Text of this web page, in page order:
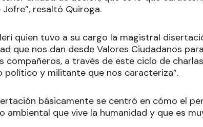
resaltó Quiroga.
quien tuvo a su cargo la magistral
que nos dan desde Valores Ciudadanos
compañeros, a través de este ciclo de
político y militante que nos caracteriza”.
básicamente se centró en cómo el
ambiental que vive la humanidad y que es